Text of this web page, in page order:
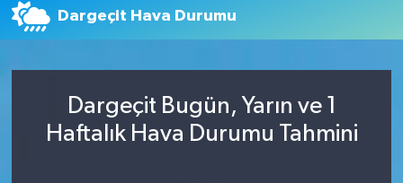
Dargeçit Hava Durumu
Dargeçit Bugün, Yarın ve 1
Haftalık Hava Durumu Tahmini
İzmir Hava Durumu
İzmir Trafik Yoğunluk Haritası
Süper Lig Puan Durumu ve Fikstür